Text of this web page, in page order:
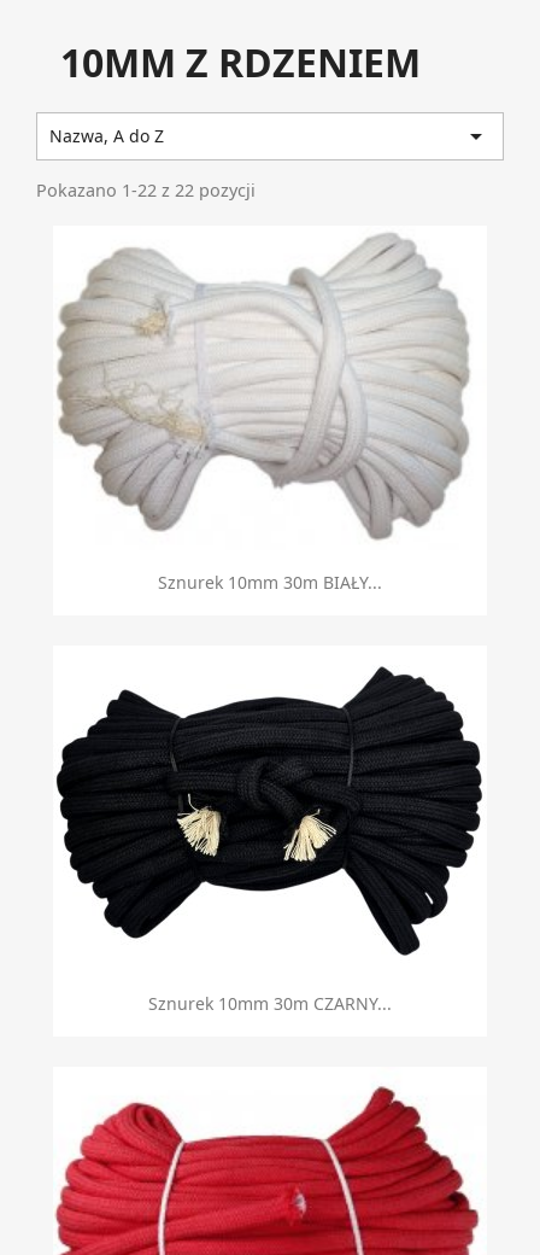
10MM Z RDZENIEM
Nazwa, A do Z 
Pokazano 1-22 z 22 pozycji
Sznurek 10mm 30m BIAŁY...
Sznurek 10mm 30m CZARNY...